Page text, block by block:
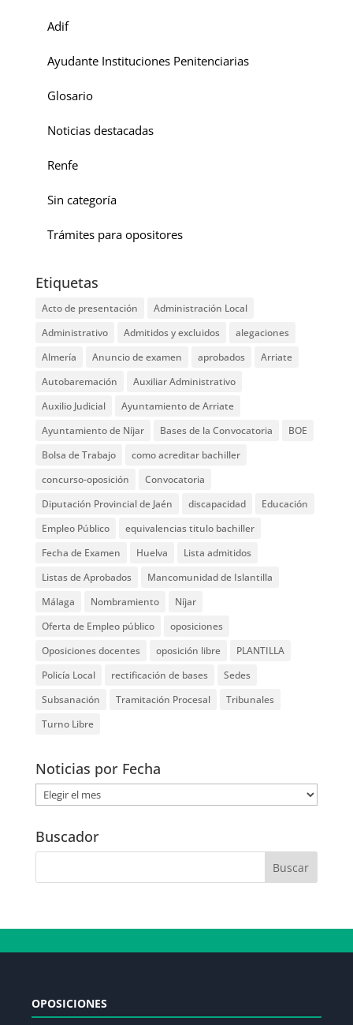
Adif
Ayudante Instituciones Penitenciarias
Glosario
Noticias destacadas
Renfe
Sin categoría
Trámites para opositores
Etiquetas
Acto de presentación
Administración Local
Administrativo
Admitidos y excluidos
alegaciones
Almería
Anuncio de examen aprobados
Arriate
Autobaremación
Auxiliar Administrativo
Auxilio Judicial
Ayuntamiento de Arriate
Ayuntamiento de Níjar
Bases de la Convocatoria
BOE
Bolsa de Trabajo
como acreditar bachiller
concurso-oposición
Convocatoria
Diputación Provincial de Jaén
discapacidad
Educación
Empleo Público
equivalencias titulo bachiller
Fecha de Examen
Huelva
Lista admitidos
Listas de Aprobados
Mancomunidad de Islantilla
Málaga
Nombramiento
Níjar
Oferta de Empleo público
oposiciones
Oposiciones docentes
oposición libre
PLANTILLA
Policía Local
rectificación de bases
Sedes
Subsanación
Tramitación Procesal
Tribunales
Turno Libre
Noticias por Fecha
Noticias
por
Fecha
Buscador
OPOSICIONES